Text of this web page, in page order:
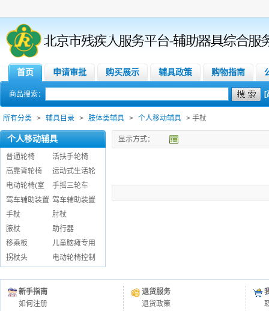
首页 申请审批 购买展示 辅具政策 购物指南
商品搜索： [
所有分类 > 辅具目录 > 肢体类辅具 > 个人移动辅具 > 手杖
个人移动辅具
普通轮椅
活扶手轮椅
高靠背轮椅
运动式生活轮
电动轮椅(室
手摇三轮车
驾车辅助装置 驾车辅助装置
手杖
肘杖
腋杖
助行器
移乘板
儿童脑瘫专用
拐杖头
电动轮椅控制
显示方式：
新手指南
如何注册
退货服务
退货政策